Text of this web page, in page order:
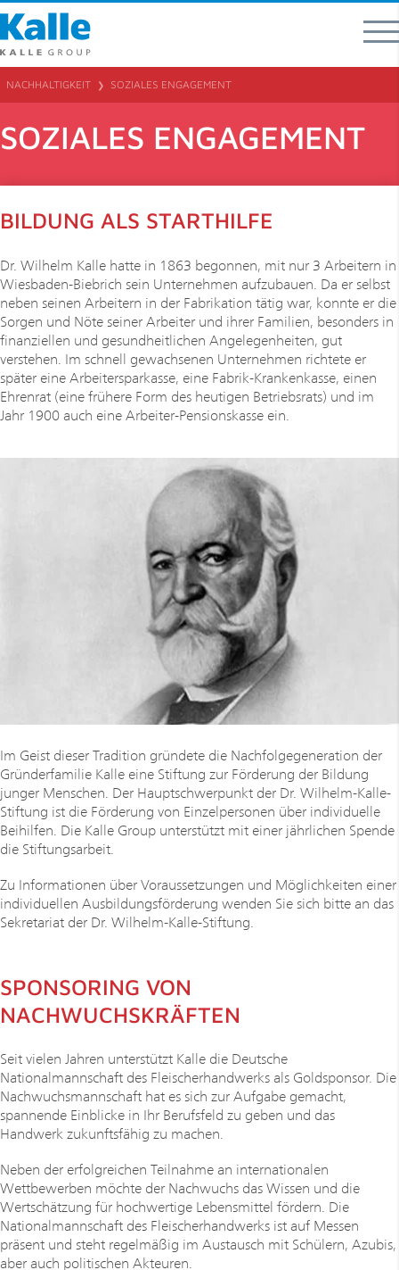
Kalle GmbH
Rheingaustraße 190-196
F 0049 (0) 611 / 962 – 9373
info@kallegroup.com
Ansprechpartner für Produktbereiche und Regionen
NACHHALTIGKEIT ❯ SOZIALES ENGAGEMENT
SOZIALES ENGAGEMENT
BILDUNG ALS STARTHILFE
Dr. Wilhelm Kalle hatte in 1863 begonnen, mit nur 3 Arbeitern in
Wiesbaden-Biebrich sein Unternehmen aufzubauen. Da er selbst
neben seinen Arbeitern in der Fabrikation tätig war, konnte er die
Sorgen und Nöte seiner Arbeiter und ihrer Familien, besonders in
finanziellen und gesundheitlichen Angelegenheiten, gut
verstehen. Im schnell gewachsenen Unternehmen richtete er
später eine Arbeitersparkasse, eine Fabrik-Krankenkasse, einen
Ehrenrat (eine frühere Form des heutigen Betriebsrats) und im
Jahr 1900 auch eine Arbeiter-Pensionskasse ein.
Im Geist dieser Tradition gründete die Nachfolgegeneration der
Gründerfamilie Kalle eine Stiftung zur Förderung der Bildung
junger Menschen. Der Hauptschwerpunkt der Dr. Wilhelm-Kalle-
Stiftung ist die Förderung von Einzelpersonen über individuelle
Beihilfen. Die Kalle Group unterstützt mit einer jährlichen Spende
die Stiftungsarbeit.
Zu Informationen über Voraussetzungen und Möglichkeiten einer
individuellen Ausbildungsförderung wenden Sie sich bitte an das
Sekretariat der Dr. Wilhelm-Kalle-Stiftung.
SPONSORING VON
NACHWUCHSKRÄFTEN
Seit vielen Jahren unterstützt Kalle die Deutsche
Nationalmannschaft des Fleischerhandwerks als Goldsponsor. Die
Nachwuchsmannschaft hat es sich zur Aufgabe gemacht,
spannende Einblicke in Ihr Berufsfeld zu geben und das
Handwerk zukunftsfähig zu machen.
Neben der erfolgreichen Teilnahme an internationalen
Wettbewerben möchte der Nachwuchs das Wissen und die
Wertschätzung für hochwertige Lebensmittel fördern. Die
Nationalmannschaft des Fleischerhandwerks ist auf Messen
präsent und steht regelmäßig im Austausch mit Schülern, Azubis,
aber auch politischen Akteuren.